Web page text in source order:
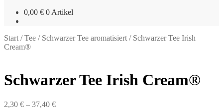
0,00 € 0 Artikel
Start /Tee / Schwarzer Tee aromatisiert / Schwarzer Tee Irish
Cream®
Schwarzer Tee Irish Cream®
2,30 € – 37,40 €